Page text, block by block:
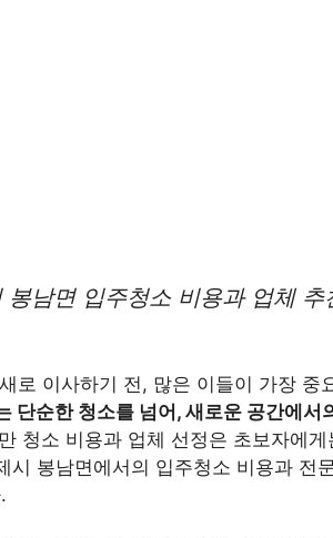
봉남면 입주청소 비용과 업체 추
로 이사하기 전, 많은 이들이 가장 중
단순한 청소를 넘어, 새로운 공간에
청소 비용과 업체 선정은 초보자에
시 봉남면에서의 입주청소 비용과 전